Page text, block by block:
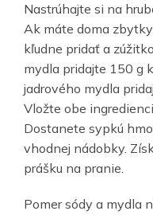
Nastrúhajte si na
Ak máte doma
kľudne pridať a
mydla pridajte 150 g
jadrového mydla
Vložte obe
Dostanete sypkú
vhodnej nádobky.
prášku na pranie.
Pomer sódy a mydla